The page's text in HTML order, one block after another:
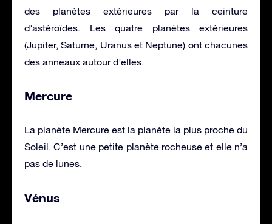
des planètes extérieures par la ceinture
d’astéroïdes. Les quatre planètes extérieures
(Jupiter, Saturne, Uranus et Neptune) ont chacunes
des anneaux autour d’elles.
Mercure
La planète Mercure est la planète la plus proche du
Soleil. C’est une petite planète rocheuse et elle n’a
pas de lunes.
Vénus